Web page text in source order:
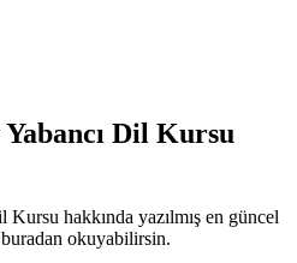
Dil Kursu
hakkında yazılmış en güncel
okuyabilirsin.